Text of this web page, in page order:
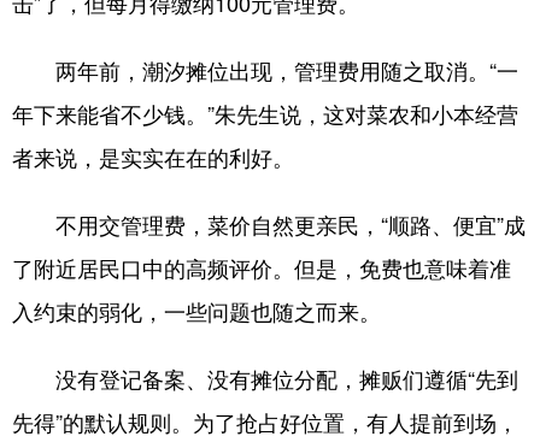
English Español Français عربى
Русский язык
两年前，潮汐摊位出现，管理费用随之取消。“一
年下来能省不少钱。”朱先生说，这对菜农和小本经营
者来说，是实实在在的利好。
不用交管理费，菜价自然更亲民，“顺路、便宜”成
了附近居民口中的高频评价。但是，免费也意味着准
入约束的弱化，一些问题也随之而来。
没有登记备案、没有摊位分配，摊贩们遵循“先到
先得”的默认规则。为了抢占好位置，有人提前到场，